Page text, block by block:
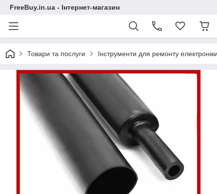
FreeBuy.in.ua - Інтернет-магазин
Товари та послуги Інструменти для ремонту